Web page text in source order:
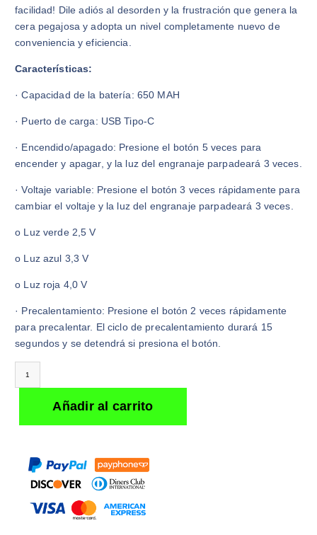
facilidad! Dile adiós al desorden y la frustración que genera la
cera pegajosa y adopta un nivel completamente nuevo de
conveniencia y eficiencia.
Características:
· Capacidad de la batería: 650 MAH
· Puerto de carga: USB Tipo-C
· Encendido/apagado: Presione el botón 5 veces para
encender y apagar, y la luz del engranaje parpadeará 3 veces.
· Voltaje variable: Presione el botón 3 veces rápidamente para
cambiar el voltaje y la luz del engranaje parpadeará 3 veces.
o Luz verde 2,5 V
o Luz azul 3,3 V
o Luz roja 4,0 V
· Precalentamiento: Presione el botón 2 veces rápidamente
para precalentar. El ciclo de precalentamiento durará 15
segundos y se detendrá si presiona el botón.
Añadir al carrito